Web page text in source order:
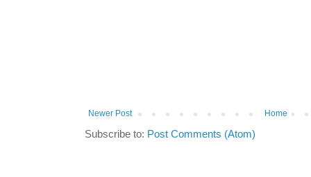
Newer Post Home
Subscribe to: Post Comments (Atom)